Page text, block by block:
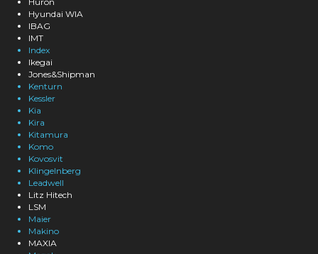
Hyundai WIA
IBAG
IMT
Index
Ikegai
Jones&Shipman
Kenturn
Kessler
Kia
Kira
Kitamura
Komo
Kovosvit
Klingelnberg
Leadwell
Litz Hitech
LSM
Maier
Makino
MAXIA